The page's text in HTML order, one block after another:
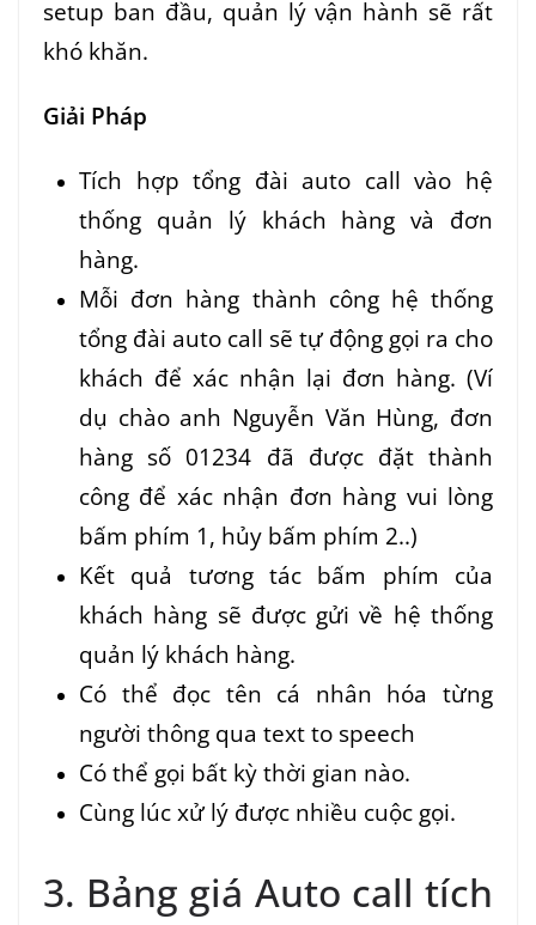
setup ban đầu, quản lý vận hành sẽ rất
khó khăn.
Giải Pháp
Tích hợp tổng đài auto call vào hệ
thống quản lý khách hàng và đơn
hàng.
Mỗi đơn hàng thành công hệ thống
tổng đài auto call sẽ tự động gọi ra cho
khách để xác nhận lại đơn hàng. (Ví
dụ chào anh Nguyễn Văn Hùng, đơn
hàng số 01234 đã được đặt thành
công để xác nhận đơn hàng vui lòng
bấm phím 1, hủy bấm phím 2..)
Kết quả tương tác bấm phím của
khách hàng sẽ được gửi về hệ thống
quản lý khách hàng.
Có thể đọc tên cá nhân hóa từng
người thông qua text to speech
Có thể gọi bất kỳ thời gian nào.
Cùng lúc xử lý được nhiều cuộc gọi.
3. Bảng giá Auto call tích